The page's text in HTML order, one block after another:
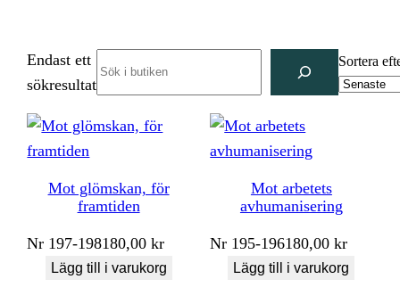
Endast ett
sökresultat
Sortera
Mot glömskan, för
framtiden
Nr 197-198180,00kr
Lägg till i varukorg
Mot arbetets
avhumanisering
Nr 195-196180,00kr
Lägg till i varukorg